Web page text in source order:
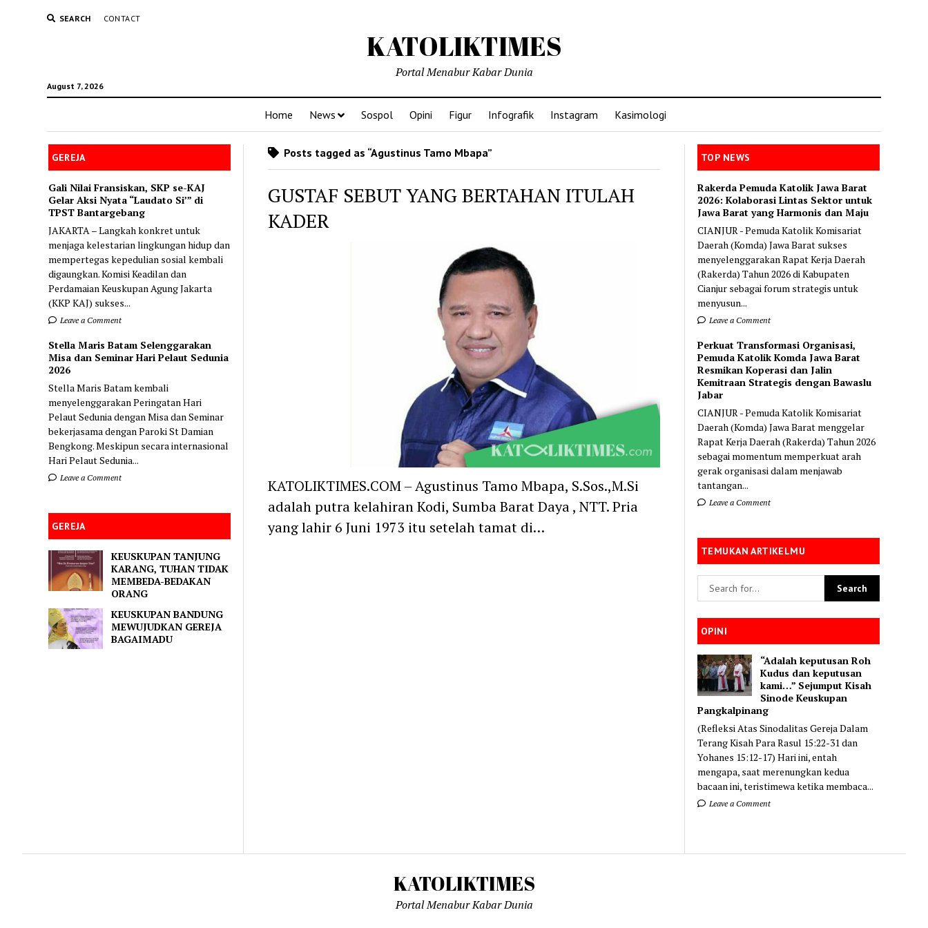
SEARCH CONTACT
KATOLIKTIMES
August 7, 2026
Portal Menabur Kabar Dunia
Home News Sospol Opini Figur Infografik Instagram Kasimologi
GEREJA
Gali Nilai Fransiskan, SKP se-KAJ
Gelar Aksi Nyata “Laudato Si’” di
TPST Bantargebang
JAKARTA – Langkah konkret untuk
menjaga kelestarian lingkungan hidup dan
mempertegas kepedulian sosial kembali
digaungkan. Komisi Keadilan dan
Perdamaian Keuskupan Agung Jakarta
(KKP KAJ) sukses...
Leave a Comment
Stella Maris Batam Selenggarakan
Misa dan Seminar Hari Pelaut Sedunia
2026
Stella Maris Batam kembali
menyelenggarakan Peringatan Hari
Pelaut Sedunia dengan Misa dan Seminar
bekerjasama dengan Paroki St Damian
Bengkong. Meskipun secara internasional
Hari Pelaut Sedunia...
Leave a Comment
GEREJA
KEUSKUPAN TANJUNG
KARANG, TUHAN TIDAK
MEMBEDA-BEDAKAN
ORANG
KEUSKUPAN BANDUNG
MEWUJUDKAN GEREJA
BAGAIMADU
Posts tagged as “Agustinus Tamo Mbapa”
GUSTAF SEBUT YANG BERTAHAN ITULAH
KADER
KATOLIKTIMES.COM – Agustinus Tamo Mbapa, S.Sos.,M.Si
adalah putra kelahiran Kodi, Sumba Barat Daya , NTT. Pria
yang lahir 6 Juni 1973 itu setelah tamat di…
TOP NEWS
Rakerda Pemuda Katolik Jawa Barat
2026: Kolaborasi Lintas Sektor untuk
Jawa Barat yang Harmonis dan Maju
CIANJUR - Pemuda Katolik Komisariat
Daerah (Komda) Jawa Barat sukses
menyelenggarakan Rapat Kerja Daerah
(Rakerda) Tahun 2026 di Kabupaten
Cianjur sebagai forum strategis untuk
menyusun...
Leave a Comment
Perkuat Transformasi Organisasi,
Pemuda Katolik Komda Jawa Barat
Resmikan Koperasi dan Jalin
Kemitraan Strategis dengan Bawaslu
Jabar
CIANJUR - Pemuda Katolik Komisariat
Daerah (Komda) Jawa Barat menggelar
Rapat Kerja Daerah (Rakerda) Tahun 2026
sebagai momentum memperkuat arah
gerak organisasi dalam menjawab
tantangan...
Leave a Comment
TEMUKAN ARTIKELMU
OPINI
“Adalah keputusan Roh
Kudus dan keputusan
kami…” Sejumput Kisah
Sinode Keuskupan
Pangkalpinang
(Refleksi Atas Sinodalitas Gereja Dalam
Terang Kisah Para Rasul 15:22-31 dan
Yohanes 15:12-17) Hari ini, entah
mengapa, saat merenungkan kedua
bacaan ini, teristimewa ketika membaca...
Leave a Comment
KATOLIKTIMES
Portal Menabur Kabar Dunia